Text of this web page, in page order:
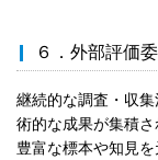
６．外部評価
継続的な調査・収
術的な成果が集積
豊富な標本や知見